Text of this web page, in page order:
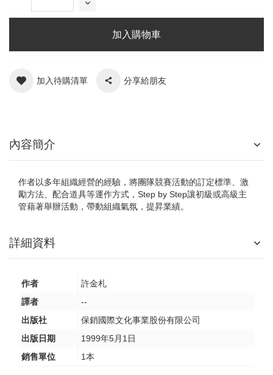
加入購物車
加入待購清單 分享給朋友
內容簡介
作者以多年組織經營的經驗，將團隊競賽活動的訂定標準、激
勵方法、配合道具等運作方式，Step by Step讓初級或高級主
管藉著舉辦活動，帶動組織氣氛，提昇業績。
詳細資料
作者
許金札
譯者
--
出版社
保銷國際文化事業股份有限公司
出版日期
1999年5月1日
銷售單位
1本